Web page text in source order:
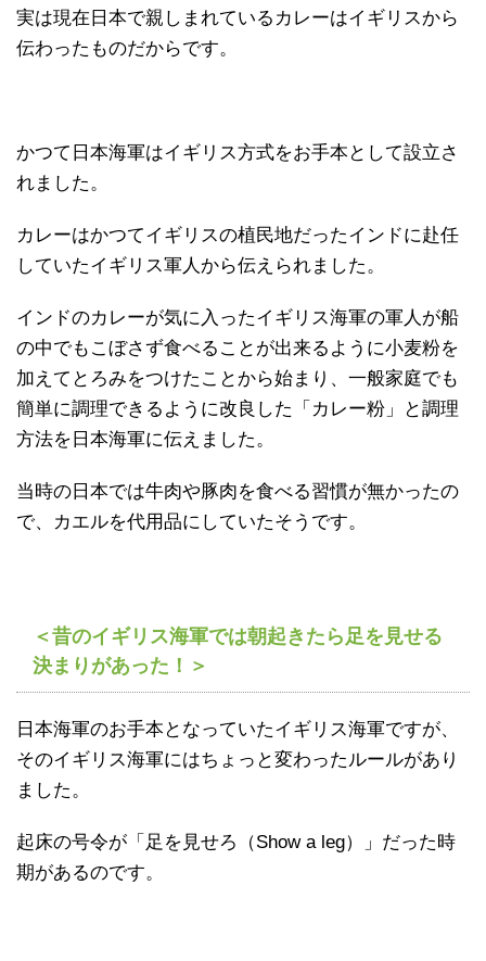
実は現在日本で親しまれているカレーはイギリスから
伝わったものだからです。
かつて日本海軍はイギリス方式をお手本として設立さ
れました。
カレーはかつてイギリスの植民地だったインドに赴任
していたイギリス軍人から伝えられました。
インドのカレーが気に入ったイギリス海軍の軍人が船
の中でもこぼさず食べることが出来るように小麦粉を
加えてとろみをつけたことから始まり、一般家庭でも
簡単に調理できるように改良した「カレー粉」と調理
方法を日本海軍に伝えました。
当時の日本では牛肉や豚肉を食べる習慣が無かったの
で、カエルを代用品にしていたそうです。
＜昔のイギリス海軍では朝起きたら足を見せる
決まりがあった！＞
日本海軍のお手本となっていたイギリス海軍ですが、
そのイギリス海軍にはちょっと変わったルールがあり
ました。
起床の号令が「足を見せろ（Show a leg）」だった時
期があるのです。